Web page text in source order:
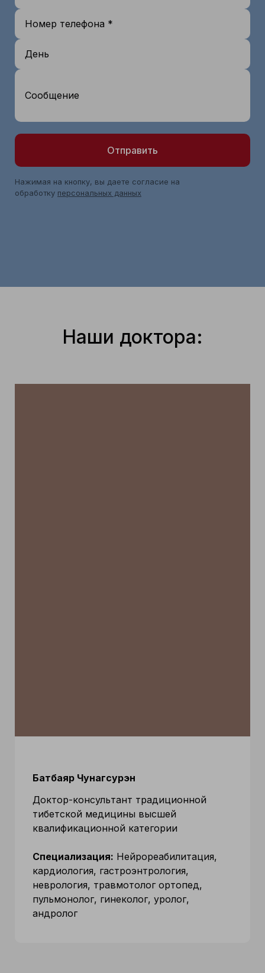
Номер телефона *
День
Сообщение
Отправить
Нажимая на кнопку, вы даете согласие на
обработку персональных данных
Наши доктора:
Батбаяр Чунагсурэн
Доктор-консультант традиционной
тибетской медицины высшей
квалификационной категории
Специализация: Нейрореабилитация,
кардиология, гастроэнтрология,
неврология, травмотолог ортопед,
пульмонолог, гинеколог, уролог,
андролог